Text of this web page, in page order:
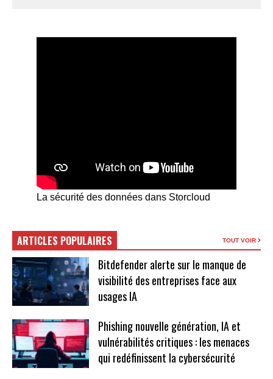
La sécurité des données dans Storcloud
ARTICLES POPULAIRES TOUT VOIR
Bitdefender alerte sur le manque de
visibilité des entreprises face aux
usages IA
Phishing nouvelle génération, IA et
vulnérabilités critiques : les menaces
qui redéfinissent la cybersécurité